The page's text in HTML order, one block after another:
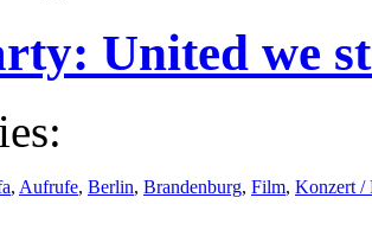
United we
, Aufrufe, Berlin, Brandenburg, Film, Konzert /